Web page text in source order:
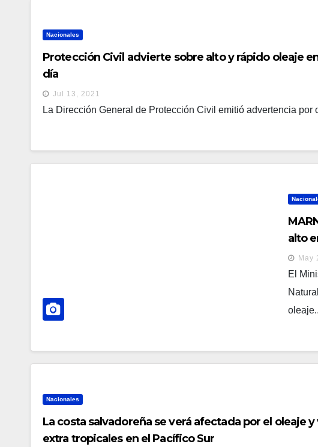
Nacionales
Protección Civil advierte sobre alto y rápido oleaje
día
Jul 13, 2021
La Dirección General de Protección Civil emitió advertencia por
alto
May
El
Nacionales
La costa salvadoreña se verá afectada por el oleaje
extra tropicales en el Pacífico Sur